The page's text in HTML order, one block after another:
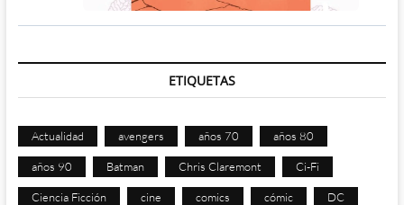
ETIQUETAS
Actualidad avengers años 70 años 80
años 90 Batman Chris Claremont Ci-Fi
Ciencia Ficción cine comics cómic DC